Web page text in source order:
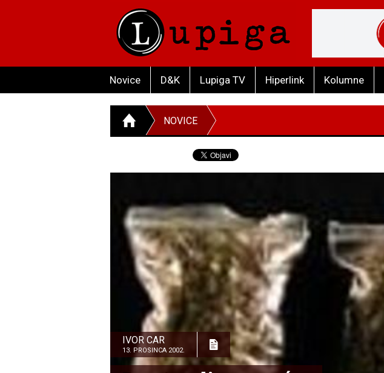
Novice D&K Lupiga TV Hiperlink Kolumne
NOVICE
IVOR CAR
13. PROSINCA 2002.